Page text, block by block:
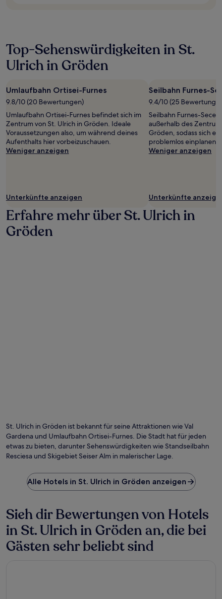
Top-Sehenswürdigkeiten in St.
Ulrich in Gröden
Umlaufbahn Ortisei-Furnes
9.8/10 (20 Bewertungen)
Umlaufbahn Ortisei-Furnes befindet sich im
Zentrum von St. Ulrich in Gröden. Ideale
Voraussetzungen also, um während deines
Aufenthalts hier vorbeizuschauen.
Weniger anzeigen
Unterkünfte anzeigen
Seilbahn Furnes-
9.4/10 (25
Seilbahn Furnes-
außerhalb des
Gröden, sodass sich
problemlos einplanen
Weniger anzeigen
Unterkünfte
Erfahre mehr über St. Ulrich in
Gröden
St. Ulrich in Gröden ist bekannt für seine Attraktionen wie Val
Gardena und Umlaufbahn Ortisei-Furnes. Die Stadt hat für jeden
etwas zu bieten, darunter Sehenswürdigkeiten wie Standseilbahn
Resciesa und Skigebiet Seiser Alm in malerischer Lage.
Alle Hotels in St. Ulrich in Gröden anzeigen
Sieh dir Bewertungen von Hotels
in St. Ulrich in Gröden an, die bei
Gästen sehr beliebt sind